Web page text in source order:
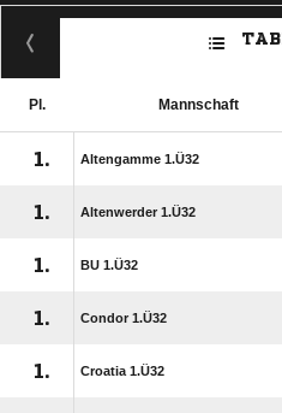
Pl. Mannschaft
1. Altengamme 1.Ü32
1. Altenwerder 1.Ü32
1. BU 1.Ü32
1. Condor 1.Ü32
1. Croatia 1.Ü32